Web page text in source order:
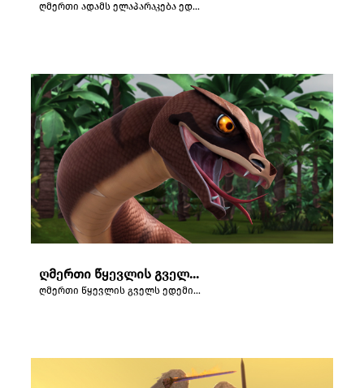
ღმერთი ადამს ელაპარაკება ედემის ბაღში.
ღმერთი წყევლის გველს ედემის ბაღში.
ღმერთი წყევლის გველს ედემის ბაღში.